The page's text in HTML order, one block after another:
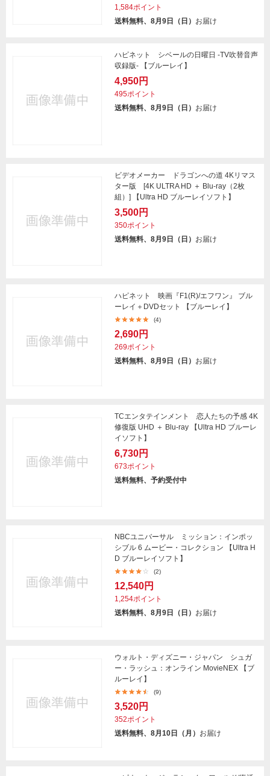
1,584ポイント
送料無料、8月9日（日） お届け
ハピネット シベールの日曜日 -TV吹替音声
収録版- 【ブルーレイ】
4,950円
495ポイント
送料無料、8月9日（日） お届け
ビデオメーカー ドラゴンへの道 4Kリマス
ター版 [4K ULTRA HD ＋ Blu-ray（2枚
組）] 【Ultra HD ブルーレイソフト】
3,500円
350ポイント
送料無料、8月9日（日） お届け
ハピネット 映画『F1(R)/エフワン』 ブル
ーレイ＋DVDセット 【ブルーレイ】
(4)
2,690円
269ポイント
送料無料、8月9日（日） お届け
TCエンタテインメント 恋人たちの予感 4K
修復版 UHD ＋ Blu-ray 【Ultra HD ブルーレ
イソフト】
6,730円
673ポイント
送料無料、予約受付中
NBCユニバーサル ミッション：インポッ
シブル 6 ムービー・コレクション 【Ultra H
D ブルーレイソフト】
(2)
12,540円
1,254ポイント
送料無料、8月9日（日） お届け
ウォルト・ディズニー・ジャパン シュガ
ー・ラッシュ：オンライン MovieNEX 【ブ
ルーレイ】
(9)
3,520円
352ポイント
送料無料、8月10日（月） お届け